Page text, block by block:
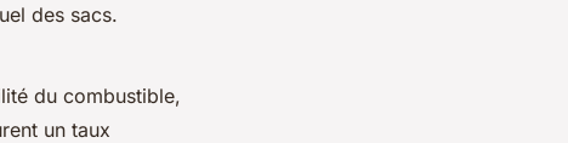
des sacs.
du combustible,
un taux